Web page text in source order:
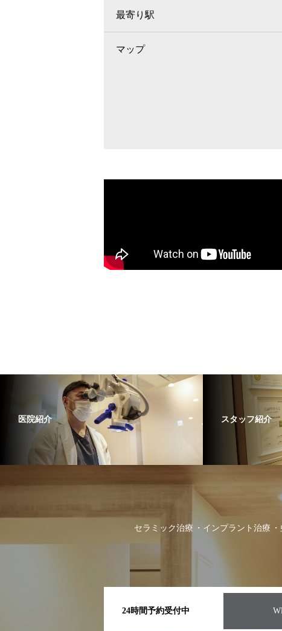
最寄り駅
マップ
医院紹介 スタッフ紹介
セラミック治療 インプラント治療
24時間予約受付中